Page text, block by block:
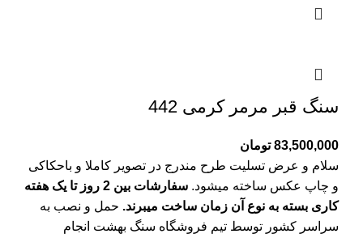
سنگ قبر مرمر کرمی 442
83,500,000 تومان
سلام و عرض تسلیت طرح مندرج در تصویر کاملا و باحکاکی
و چاپ عکس ساخته میشود.
سفارشات بین 2 روز تا یک هفته
کاری بسته به نوع آن زمان ساخت میبرند. حمل و نصب به
سراسر کشور توسط تیم فروشگاه سنگ بهشت انجام